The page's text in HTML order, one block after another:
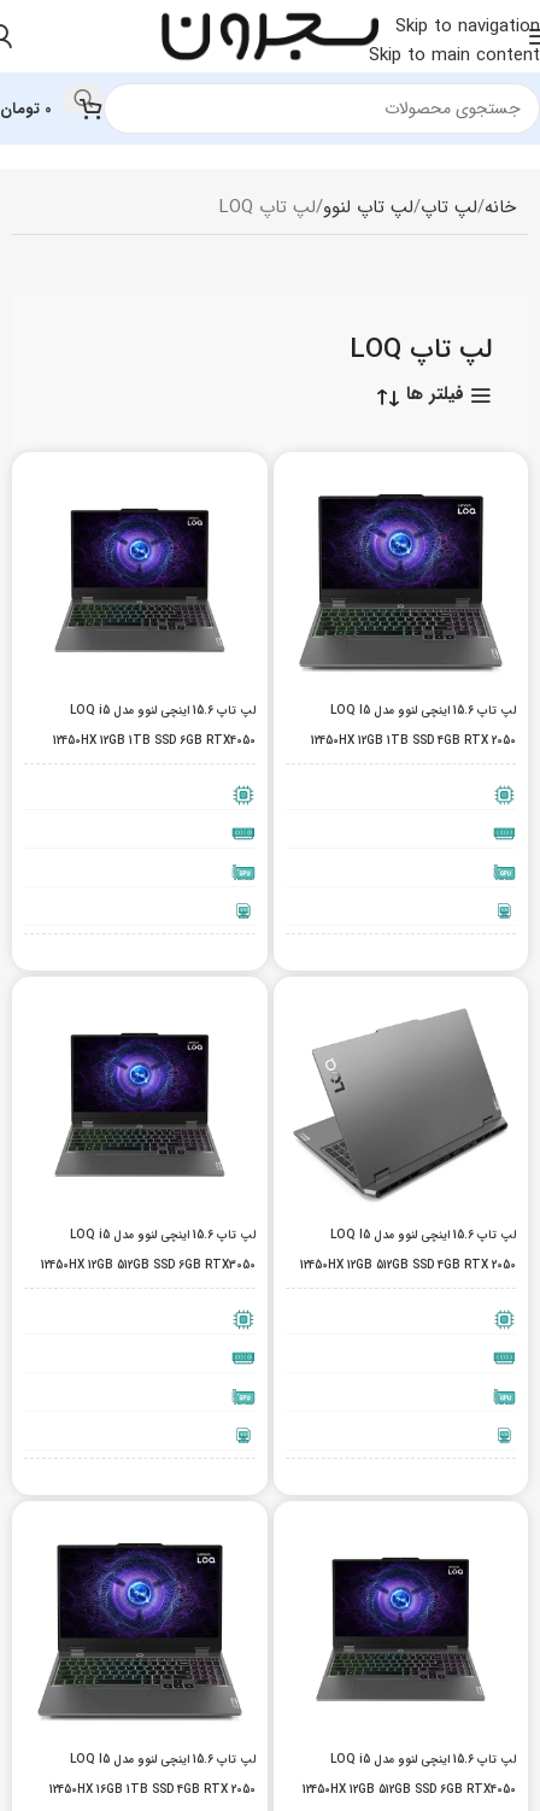
Skip to navigation
Skip to main content
0 تومان
خانه لپ تاپ لپ‌ تاپ لنوو لپ تاپ LOQ
لپ تاپ LOQ
فیلتر ها
لپ تاپ 15.6 اینچی لنوو مدل LOQ I5
12450HX 12GB 1TB SSD 4GB RTX 2050
لپ تاپ 15.6 اینچی لنوو مدل LOQ i5
12450HX 12GB 1TB SSD 6GB RTX4050
لپ تاپ 15.6 اینچی لنوو مدل LOQ I5
12450HX 12GB 512GB SSD 4GB RTX 2050
لپ تاپ 15.6 اینچی لنوو مدل LOQ i5
12450HX 12GB 512GB SSD 6GB RTX3050
لپ تاپ 15.6 اینچی لنوو مدل LOQ i5
12450HX 12GB 512GB SSD 6GB RTX4050
لپ تاپ 15.6 اینچی لنوو مدل LOQ I5
12450HX 16GB 1TB SSD 4GB RTX 2050